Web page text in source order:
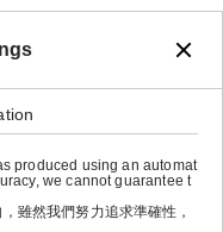
会社概要
produced using an automat
we cannot guarantee t
雖然我們努力追求準確性，